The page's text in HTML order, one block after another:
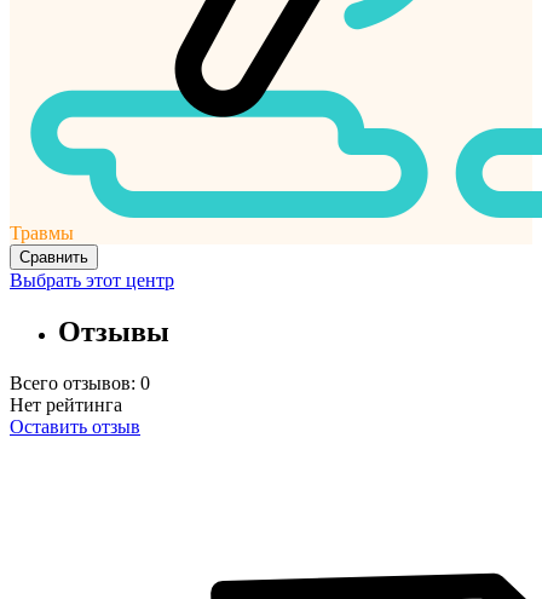
Травмы
Сравнить
Выбрать этот центр
Отзывы
Всего отзывов: 0
Нет рейтинга
Оставить отзыв